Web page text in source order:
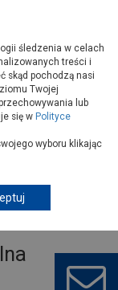
śledzenia w celach
treści i
skąd pochodzą nasi
Twojej
lub
się w Polityce
wyboru klikając